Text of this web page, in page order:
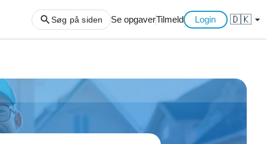
af haveaffald
af storskrald
Søg på siden Se opgaverTilmeld Login 🇩🇰 arrow_drop_down